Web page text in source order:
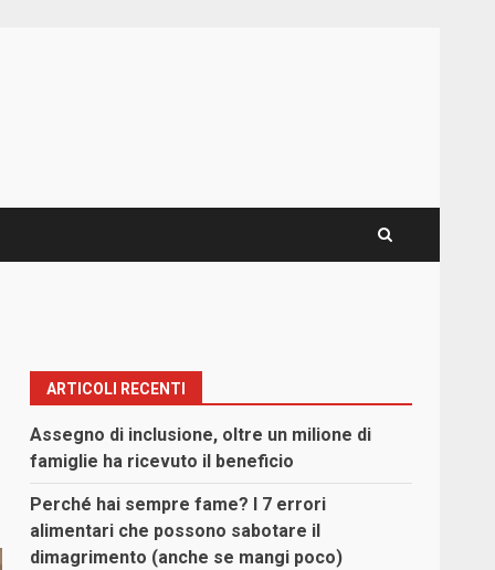
ARTICOLI RECENTI
Assegno di inclusione, oltre un milione di
famiglie ha ricevuto il beneficio
Perché hai sempre fame? I 7 errori
alimentari che possono sabotare il
dimagrimento (anche se mangi poco)